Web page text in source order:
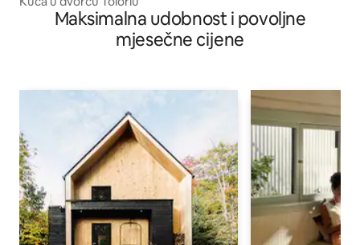
Maksimalna udobnost i povoljne
mjesečne cijene